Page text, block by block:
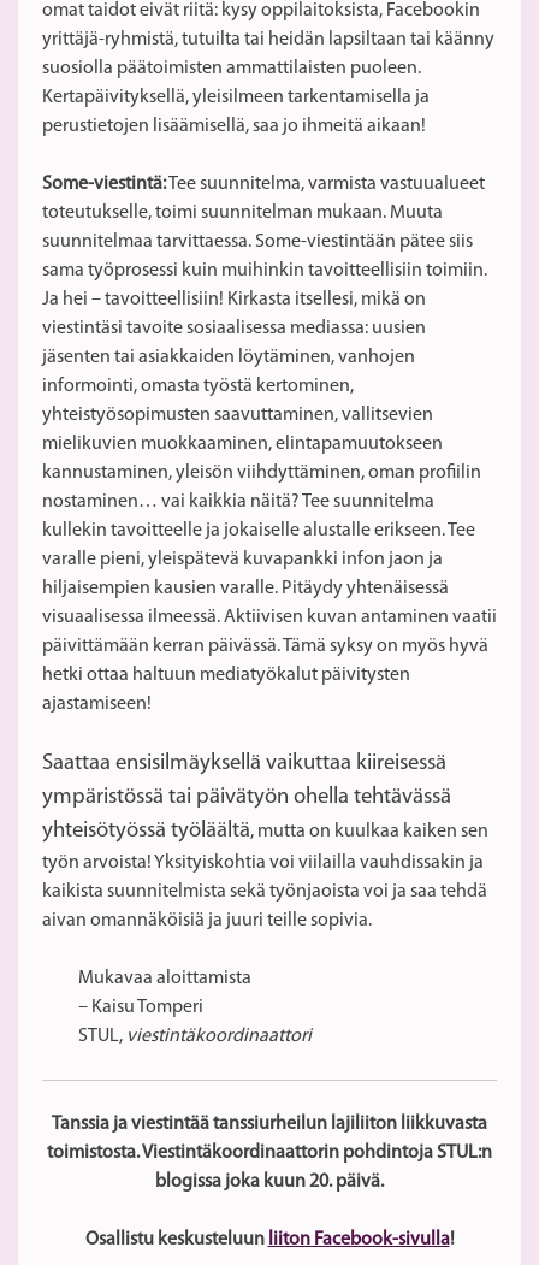
omat taidot eivät riitä: kysy oppilaitoksista, Facebookin
yrittäjä-ryhmistä, tutuilta tai heidän lapsiltaan tai käänny
suosiolla päätoimisten ammattilaisten puoleen.
Kertapäivityksellä, yleisilmeen tarkentamisella ja
perustietojen lisäämisellä, saa jo ihmeitä aikaan!
Some-viestintä:Tee suunnitelma, varmista vastuualueet
toteutukselle, toimi suunnitelman mukaan. Muuta
suunnitelmaa tarvittaessa. Some-viestintään pätee siis
sama työprosessi kuin muihinkin tavoitteellisiin toimiin.
Ja hei – tavoitteellisiin! Kirkasta itsellesi, mikä on
viestintäsi tavoite sosiaalisessa mediassa: uusien
jäsenten tai asiakkaiden löytäminen, vanhojen
informointi, omasta työstä kertominen,
yhteistyösopimusten saavuttaminen, vallitsevien
mielikuvien muokkaaminen, elintapamuutokseen
kannustaminen, yleisön viihdyttäminen, oman profiilin
nostaminen… vai kaikkia näitä? Tee suunnitelma
kullekin tavoitteelle ja jokaiselle alustalle erikseen. Tee
varalle pieni, yleispätevä kuvapankki infon jaon ja
hiljaisempien kausien varalle. Pitäydy yhtenäisessä
visuaalisessa ilmeessä. Aktiivisen kuvan antaminen vaatii
päivittämään kerran päivässä. Tämä syksy on myös hyvä
hetki ottaa haltuun mediatyökalut päivitysten
ajastamiseen!
Saattaa ensisilmäyksellä vaikuttaa kiireisessä
ympäristössä tai päivätyön ohella tehtävässä
yhteisötyössä työläältä, mutta on kuulkaa kaiken sen
työn arvoista! Yksityiskohtia voi viilailla vauhdissakin ja
kaikista suunnitelmista sekä työnjaoista voi ja saa tehdä
aivan omannäköisiä ja juuri teille sopivia.
Mukavaa aloittamista
– Kaisu Tomperi
STUL, viestintäkoordinaattori
Tanssia ja viestintää tanssiurheilun lajiliiton liikkuvasta
toimistosta. Viestintäkoordinaattorin pohdintoja STUL:n
blogissa joka kuun 20. päivä.
Osallistu keskusteluun liiton Facebook-sivulla!